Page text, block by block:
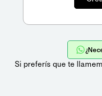
Si preferís que te